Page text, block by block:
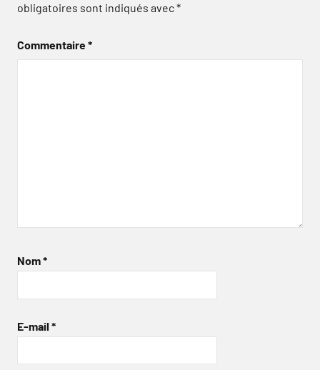
obligatoires sont indiqués avec*
Commentaire*
Nom*
E-mail *